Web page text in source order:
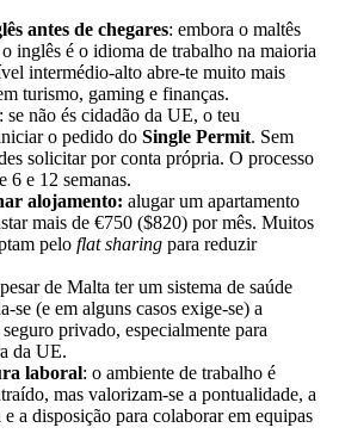
antes de chegares: embora o maltês
inglês é o idioma de trabalho na maioria
intermédio-alto abre-te muito mais
turismo, gaming e finanças.
: se não és cidadão da UE, o teu
o pedido do Single Permit. Sem
solicitar por conta própria. O processo
6 e 12 semanas.
alojamento: alugar um apartamento
mais de €750 ($820) por mês. Muitos
pelo flat sharing para reduzir
de Malta ter um sistema de saúde
se (e em alguns casos exige-se) a
privado, especialmente para
da UE.
laboral: o ambiente de trabalho é
mas valorizam-se a pontualidade, a
a disposição para colaborar em equipas